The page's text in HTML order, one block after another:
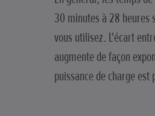
30 minutes à 28 heures
vous utilisez. L'écart
augmente de façon
puissance de charge est